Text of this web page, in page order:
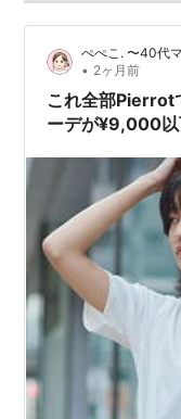
ぺぺこ. 〜40代
• 2ヶ月前
これ全部Pierrot
ーデが¥9,000以